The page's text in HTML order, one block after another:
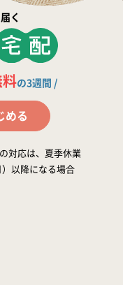
請求
く
料の3週間 /
める
対応は、夏季休業
以降になる場合